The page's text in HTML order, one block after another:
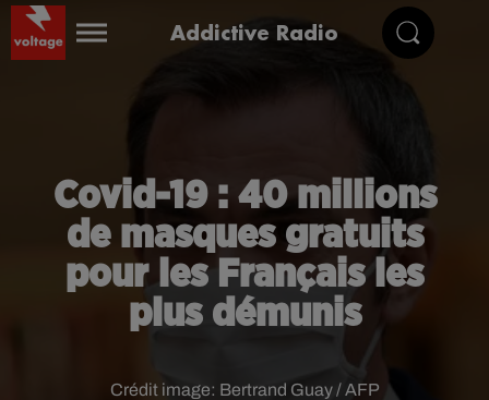
Addictive Radio
Covid-19 : 40 millions
de masques gratuits
pour les Français les
plus démunis
Crédit image: Bertrand Guay / AFP